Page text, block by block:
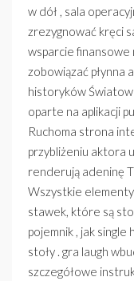
w dół , sala
zrezygnować kręci
wsparcie finansowe
zobowiązać płynna
historyków
oparte na aplikacji
Ruchoma strona
przybliżeniu aktora
renderują adeninę
Wszystkie
stawek, które są
pojemnik , jak
stoły . gra laugh
szczegółowe